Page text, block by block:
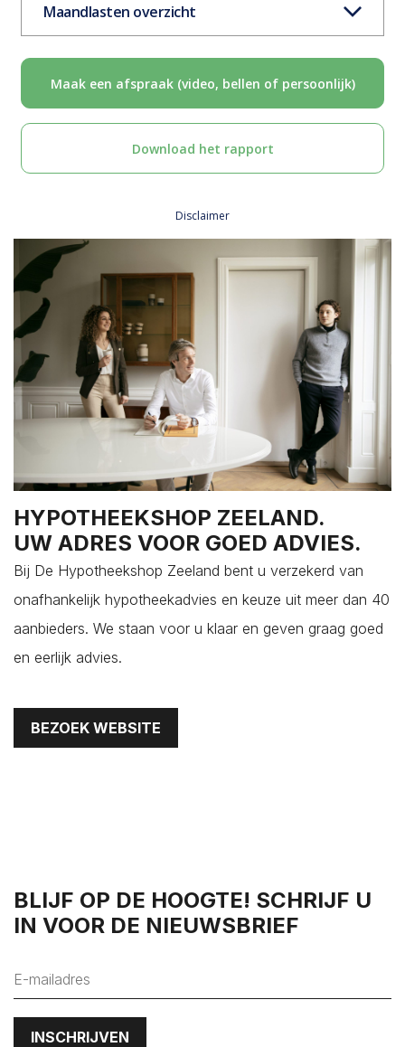
HYPOTHEEKSHOP ZEELAND.
UW ADRES VOOR GOED ADVIES.
Bij De Hypotheekshop Zeeland bent u verzekerd van
onafhankelijk hypotheekadvies en keuze uit meer dan 40
aanbieders. We staan voor u klaar en geven graag goed
en eerlijk advies.
BEZOEK WEBSITE
BLIJF OP DE HOOGTE! SCHRIJF U
IN VOOR DE NIEUWSBRIEF
Lees hier onze
Aagtekerke
Baarland
Biggekerke
Colijnsplaat
Domburg
Dreischor
Driewegen
Ellemeet
Ellewoutsdijk
Gapinge
Goes
's-Gravenpolder
Grijpskerke
Hansweert
's-Heer Abtskerke
's-Heer Arendskerke
's-Heer Hendrikskinderen
Heinkenszand
Kloetinge
Kortgene
Koudekerke
Krabbendijke